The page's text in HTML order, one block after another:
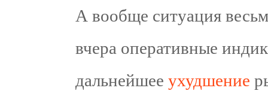
А вообще ситуация
вчера оперативные
дальнейшее ухудшение